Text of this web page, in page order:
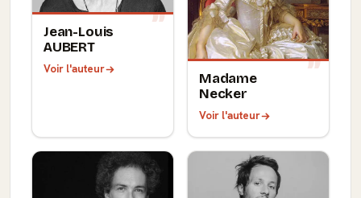
Jean-Louis
AUBERT
Voir l'auteur
Madame
Necker
Voir l'auteur